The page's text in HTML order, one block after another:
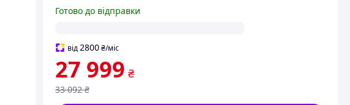
Готово до відправки
від2800 ₴/міс
27 999 ₴
33 092 ₴